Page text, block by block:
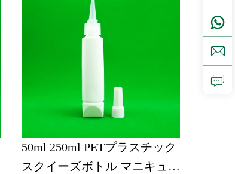
ィスクトップc...
50ml 250ml PETプラスチック
スクイーズボトル マニキュア